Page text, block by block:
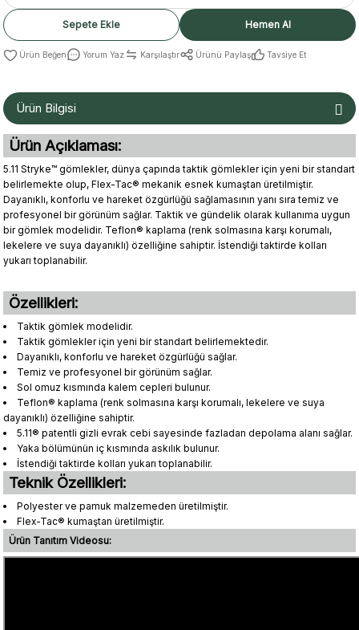
Sepete Ekle Hemen Al
Yorum Yaz Karşılaştır Ürünü Paylaş Tavsiye Et
Ürün Bilgisi
Ürün Açıklaması:
5.11 Stryke™ gömlekler, dünya çapında taktik gömlekler için yeni bir standart
belirlemekte olup, Flex-Tac® mekanik esnek kumaştan üretilmiştir.
Dayanıklı, konforlu ve hareket özgürlüğü sağlamasının yanı sıra temiz ve
profesyonel bir görünüm sağlar. Taktik ve gündelik olarak kullanıma uygun
bir gömlek modelidir. Teflon® kaplama (renk solmasına karşı korumalı,
lekelere ve suya dayanıklı) özelliğine sahiptir. İstendiği taktirde kolları
yukarı toplanabilir.
Özellikleri:
Taktik gömlek modelidir.
Taktik gömlekler için yeni bir standart belirlemektedir.
Dayanıklı, konforlu ve hareket özgürlüğü sağlar.
Temiz ve profesyonel bir görünüm sağlar.
Sol omuz kısmında kalem cepleri bulunur.
Teflon® kaplama (renk solmasına karşı korumalı, lekelere ve suya
dayanıklı) özelliğine sahiptir.
5.11® patentli gizli evrak cebi sayesinde fazladan depolama alanı sağlar.
Yaka bölümünün iç kısmında askılık bulunur.
İstendiği taktirde kolları yukarı toplanabilir.
Teknik Özellikleri:
Polyester ve pamuk malzemeden üretilmiştir.
Flex-Tac® kumaştan üretilmiştir.
Ürün Tanıtım Videosu: